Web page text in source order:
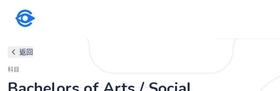
Bachelors of Arts / Social Science -
返回
科目